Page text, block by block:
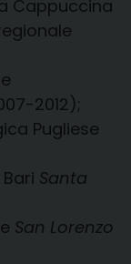
Cappuccina
2012);
Pugliese
Santa
San Lorenzo